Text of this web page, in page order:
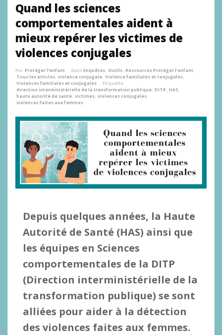
Quand les sciences
comportementales aident à
mieux repérer les victimes de
violences conjugales
Par Protéger l'enfant dansEnquêtes, Outils, Ressources Protéger l'enfant,
Tous les articles, violence conjugale, Violence familiales et conjugales,
Violences familiales et conjugales
Étiquette
direction interministérielle de la transformation publique, DITP, HAS,
haute autorité de santé, victimes, violences conjugales,
violences faites aux femmes
Depuis quelques années, la Haute
Autorité de Santé (HAS) ainsi que
les équipes en Sciences
comportementales de la DITP
(Direction interministérielle de la
transformation publique) se sont
alliées pour aider à la détection
des violences faites aux femmes.